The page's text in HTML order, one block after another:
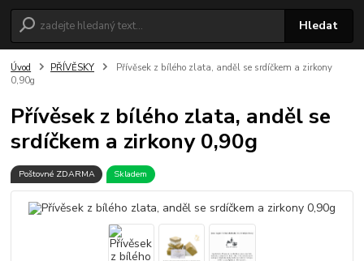
Hledat
Úvod PŘÍVĚSKY
Přívěsek z bílého zlata, anděl se srdíčkem a zirkony
0,90g
Přívěsek z bílého zlata, anděl se
srdíčkem a zirkony 0,90g
Poštovné ZDARMA Skladem